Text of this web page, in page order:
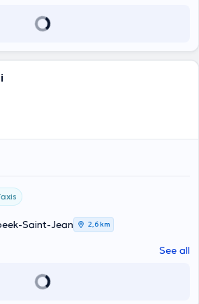
a radiant smile that gives you confidence
well-being. Make an appointment today to
Saint-Jean 2,6 km
See all